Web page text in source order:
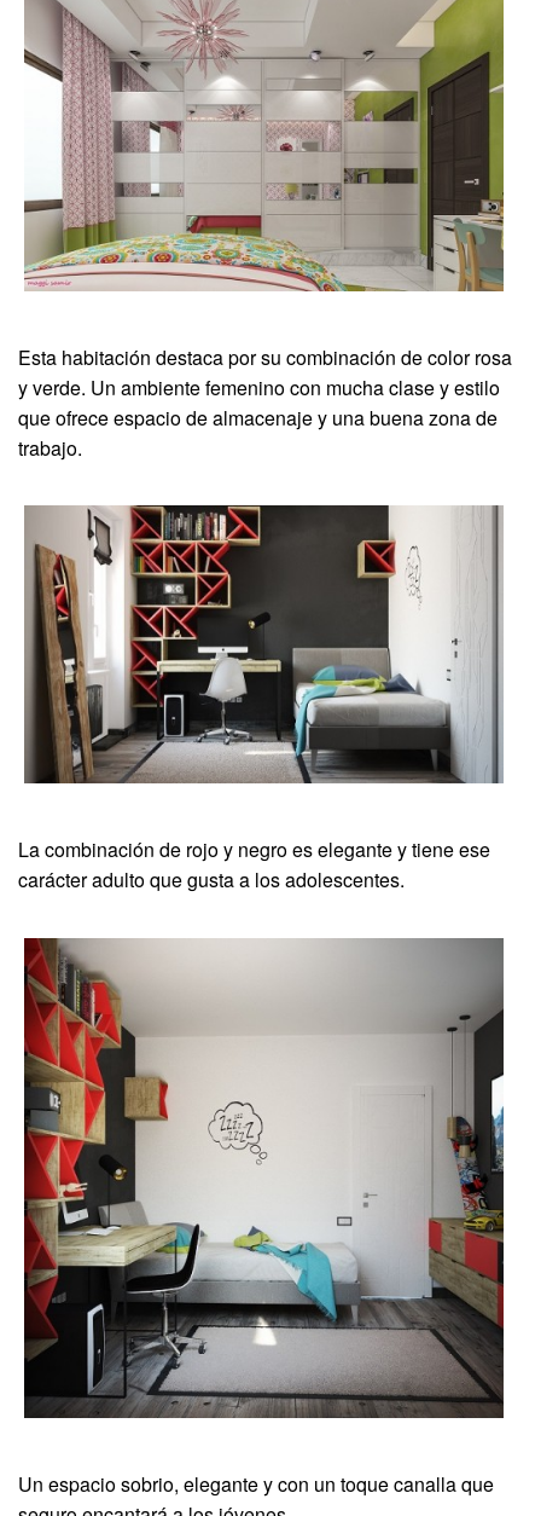
Esta habitación destaca por su combinación de color rosa
y verde. Un ambiente femenino con mucha clase y estilo
que ofrece espacio de almacenaje y una buena zona de
trabajo.
La combinación de rojo y negro es elegante y tiene ese
carácter adulto que gusta a los adolescentes.
Un espacio sobrio, elegante y con un toque canalla que